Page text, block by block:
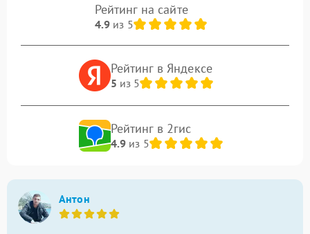
Рейтинг на сайте
4.9из 5
Рейтинг в Яндексе
5 из 5
Рейтинг в 2гис
4.9из 5
Антон